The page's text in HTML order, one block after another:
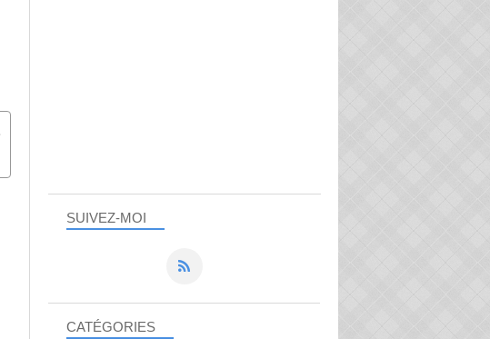
SUIVEZ-MOI
CATÉGORIES